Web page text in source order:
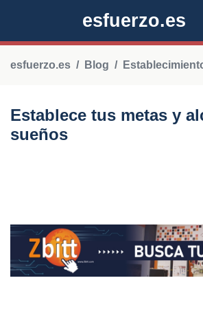
esfuerzo.es
esfuerzo.es Blog
Establece tus metas y
sueños